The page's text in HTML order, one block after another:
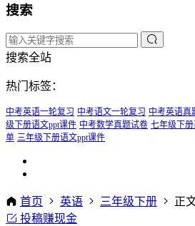
搜索
搜索全站
热门标签：
中考英语一轮复习 中考语文一轮复习 中考英语真
级下册语文ppt课件 中考数学真题试卷 七年级下
单 三年级下册语文ppt课件
首页 英语 三年级下册
正
投稿赚现金